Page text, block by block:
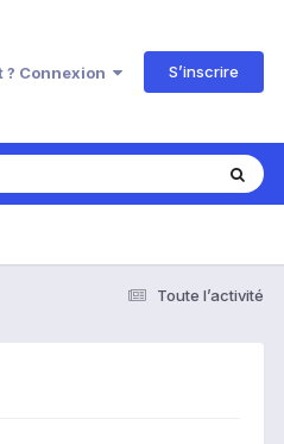
Connexion S’inscrire
Toute l’activité